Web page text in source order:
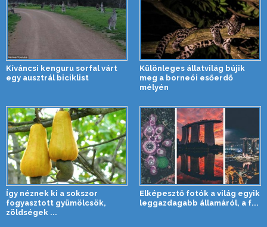
Kíváncsi kenguru sorfal várt
egy ausztrál biciklist
Különleges állatvilág bújik
meg a borneói esőerdő
mélyén
Így néznek ki a sokszor
fogyasztott gyümölcsök,
zöldségek ...
Elképesztő fotók a világ egyik
leggazdagabb államáról, a f...